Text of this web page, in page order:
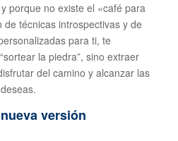
porque no existe el «café para
de técnicas introspectivas y de
para ti, te
la piedra”, sino extraer
del camino y alcanzar las
versión